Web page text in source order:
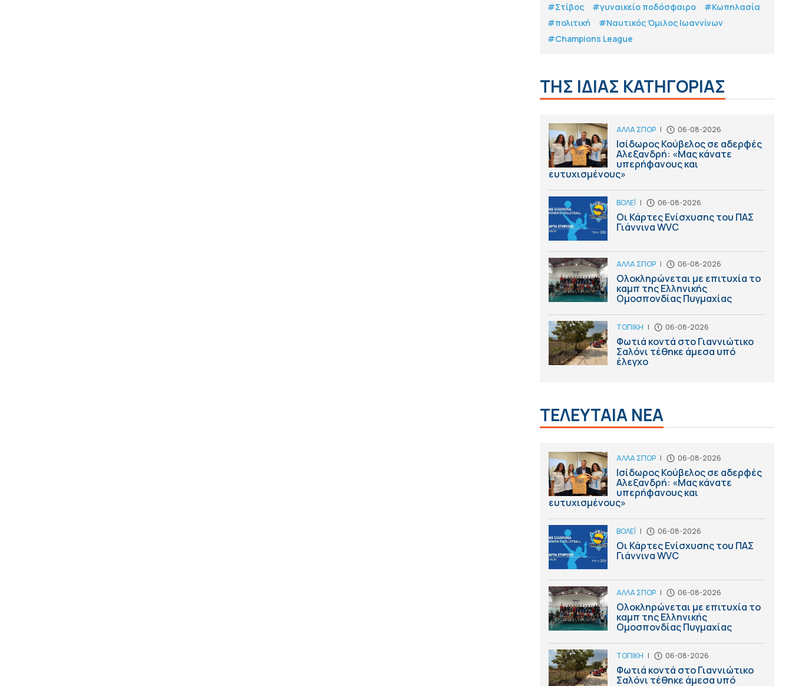
#Στίβος
#γυναικείο ποδόσφαιρο
#Κωπηλασία
#πολιτική
#Ναυτικός Όμιλος Ιωαννίνων
#Champions League
ΤΗΣ ΙΔΙΑΣ ΚΑΤΗΓΟΡΙΑΣ
ΑΛΛΑ ΣΠΟΡ | 06-08-2026
Ισίδωρος Κούβελος σε αδερφές
Αλεξανδρή: «Μας κάνατε
υπερήφανους και
ευτυχισμένους»
ΒΟΛΕΪ | 06-08-2026
Οι Κάρτες Ενίσχυσης του ΠΑΣ
Γιάννινα WVC
ΑΛΛΑ ΣΠΟΡ | 06-08-2026
Ολοκληρώνεται με επιτυχία το
καμπ της Ελληνικής
Ομοσπονδίας Πυγμαχίας
ΤΟΠΙΚΗ | 06-08-2026
Φωτιά κοντά στο Γιαννιώτικο
Σαλόνι τέθηκε άμεσα υπό
έλεγχο
ΤΕΛΕΥΤΑΙΑ ΝΕΑ
ΑΛΛΑ ΣΠΟΡ | 06-08-2026
Ισίδωρος Κούβελος σε αδερφές
Αλεξανδρή: «Μας κάνατε
υπερήφανους και
ευτυχισμένους»
ΒΟΛΕΪ | 06-08-2026
Οι Κάρτες Ενίσχυσης του ΠΑΣ
Γιάννινα WVC
ΑΛΛΑ ΣΠΟΡ | 06-08-2026
Ολοκληρώνεται με επιτυχία το
καμπ της Ελληνικής
Ομοσπονδίας Πυγμαχίας
ΤΟΠΙΚΗ | 06-08-2026
Φωτιά κοντά στο Γιαννιώτικο
Σαλόνι τέθηκε άμεσα υπό